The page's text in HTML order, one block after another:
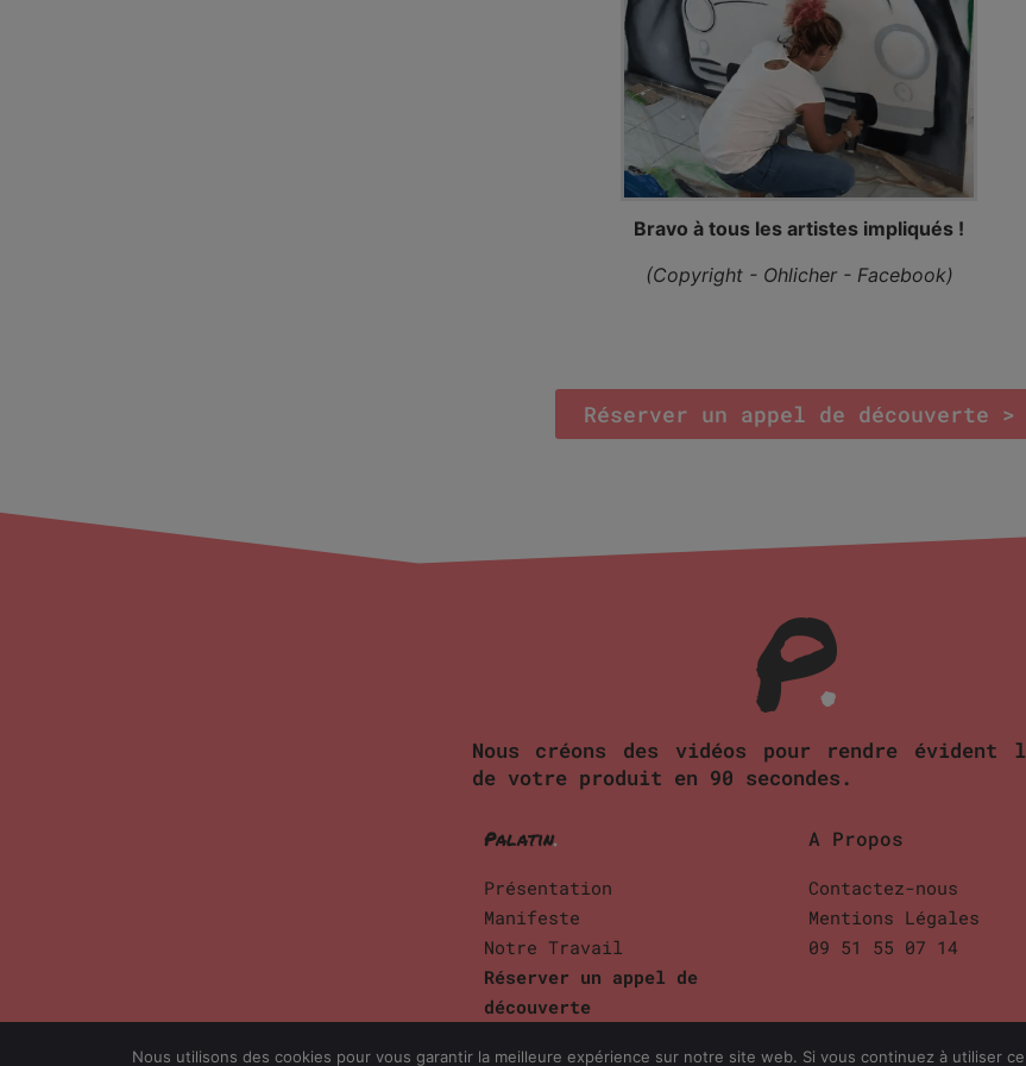
Bravo à tous les artistes impliqués !
(Copyright - Ohlicher - Facebook)
Réserver un appel de découverte >
Nous créons des vidéos pour rendre
de votre produit en 90 secondes.
Palatin.
Présentation
Manifeste
Notre Travail
Réserver un appel de
découverte
A Propos
Contactez-nous
Mentions Légales
09 51 55 07 14
Nous utilisons des cookies pour vous garantir la meilleure expérience sur notre site web. Si vous continuez à utiliser